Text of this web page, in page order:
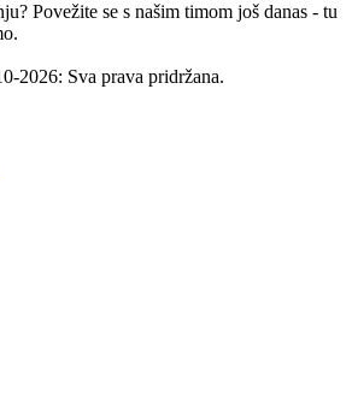
Povežite se s našim timom još danas - tu
2026: Sva prava pridržana.